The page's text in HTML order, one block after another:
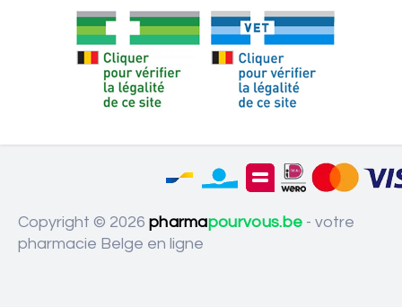
Copyright © 2026 pharmapourvous.be - votre
pharmacie Belge en ligne